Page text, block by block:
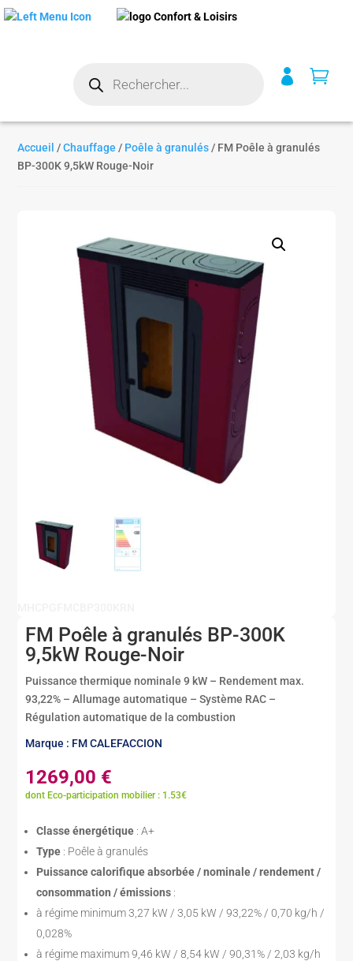
produits
 
Accueil /Chauffage / Poêle à granulés / FM Poêle à granulés
BP-300K 9,5kW Rouge-Noir
FM Poêle à granulés BP-300K
9,5kW Rouge-Noir
Puissance thermique nominale 9 kW – Rendement max.
93,22% – Allumage automatique – Système RAC –
Régulation automatique de la combustion
Marque : FM CALEFACCION
1269,00 €
dont Eco-participation mobilier : 1.53€
Classe énergétique : A+
Type : Poêle à granulés
Puissance calorifique absorbée / nominale / rendement /
consommation / émissions :
à régime minimum 3,27 kW / 3,05 kW / 93,22% / 0,70 kg/h /
0,028%
à régime maximum 9,46 kW / 8,54 kW / 90,31% / 2,03 kg/h